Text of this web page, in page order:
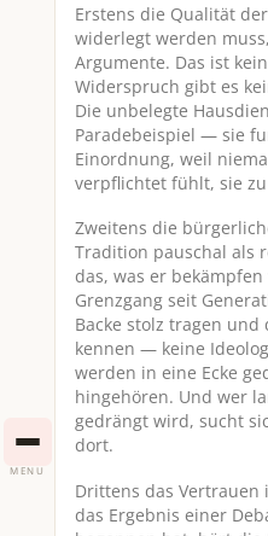
MENU
Erstens die Qualität
widerlegt werden
Argumente. Das ist
Widerspruch gibt es
Die unbelegte
Paradebeispiel — sie
Einordnung, weil
verpflichtet fühlt, sie
Zweitens die
Tradition pauschal als
das, was er
Grenzgang seit
Backe stolz tragen und
kennen — keine
werden in eine Ecke
hingehören. Und wer
gedrängt wird, sucht
dort.
Drittens das Vertrauen
das Ergebnis einer